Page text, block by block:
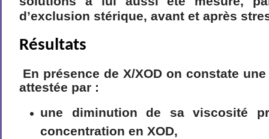
d’exclusion stérique, avant et après
Résultats
En présence de X/XOD on constate
attestée par :
une diminution de sa viscosité
concentration en XOD,